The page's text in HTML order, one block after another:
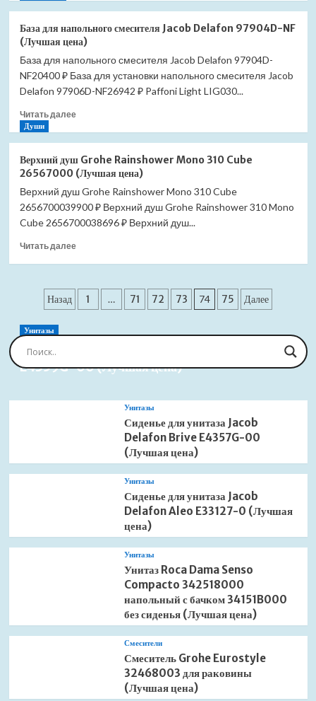
NF
цена)
для
напольного
смесителя
Jacob
Delafon
NF
цена)
База для напольного смесителя Jacob Delafon 97904D-NF
(Лучшая цена)
База для напольного смесителя Jacob Delafon 97904D-
NF20400 ₽ База для установки напольного смесителя Jacob
Delafon 97906D-NF26942 ₽ Paffoni Light LIG030...
Читать далееПрочитать
для
напольного
смесителя
Jacob
Delafon
NF
Души
Верхний душ Grohe Rainshower Mono 310 Cube
26567000 (Лучшая цена)
Верхний душ Grohe Rainshower Mono 310 Cube
2656700039900 ₽ Верхний душ Grohe Rainshower 310 Mono
Cube 2656700038696 ₽ Верхний душ...
Читать далееПрочитать
душ
Grohe
Mono
Cube
Пагинация
записей
Назад 1 … 71 72 73 74 75 Далее
Унитазы
Сиденье для унитаза Jacob Delafon Brive
E4359G-00 (Лучшая цена)
Унитазы
Сиденье для унитаза Jacob
Delafon Brive E4357G-00
(Лучшая цена)
Унитазы
Сиденье для унитаза Jacob
Delafon Aleo E33127-0 (Лучшая
цена)
Унитазы
Унитаз Roca Dama Senso
Compacto 342518000
напольный с бачком 34151B000
без сиденья (Лучшая цена)
Смесители
Смеситель Grohe Eurostyle
32468003 для раковины
(Лучшая цена)